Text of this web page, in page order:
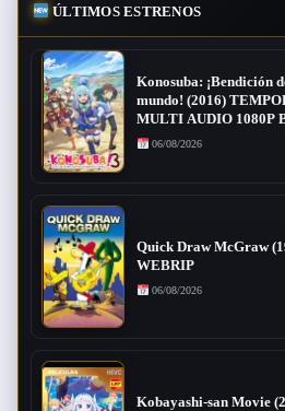
ÚLTIMOS ESTRENOS
Konosuba: ¡Bendición
mundo! (2016)
MULTI AUDIO 1080P
06/08/2026
Quick Draw McGraw
WEBRIP
06/08/2026
Kobayashi-san Movie